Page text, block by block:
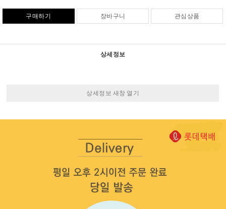
구매하기 장바구니 관심상품
상세정보
상세정보 새창 열기